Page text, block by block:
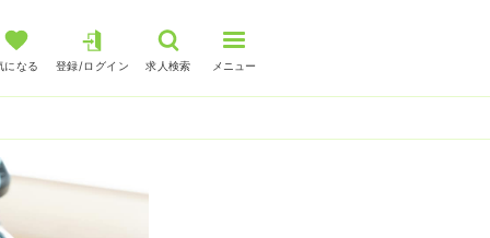
になる 登録/ログイン 求人検索 メニュー